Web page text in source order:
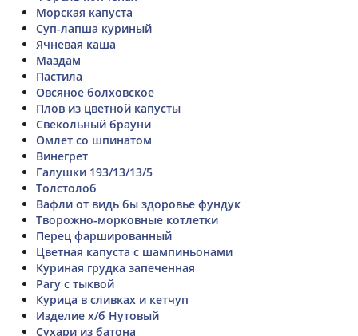
Морская капуста
Суп-лапша куриный
Ячневая каша
Маздам
Пастила
Овсяное болховское
Плов из цветной капусты
Свекольный брауни
Омлет со шпинатом
Винегрет
Галушки 193/13/13/5
Толстолоб
Вафли от видь бы здоровье фундук
Творожно-морковные котлетки
Перец фаршированный
Цветная капуста с шампиньонами
Куриная грудка запеченная
Рагу с тыквой
Курица в сливках и кетчуп
Изделие х/б Нутовый
Сухари из батона